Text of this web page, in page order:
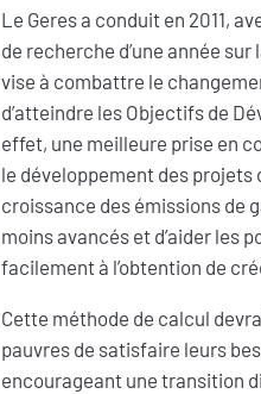
Le Geres a conduit en 2011,
de recherche d’une année sur
vise à combattre le
d’atteindre les Objectifs de
effet, une meilleure prise en
le développement des
croissance des émissions de
moins avancés et d’aider les
facilement à l’obtention de
Cette méthode de calcul
pauvres de satisfaire leurs
encourageant une transition